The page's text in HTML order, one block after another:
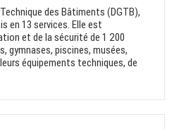
des Bâtiments (DGTB),
en 13 services. Elle est
et de la sécurité de 1 200
gymnases, piscines, musées,
équipements techniques, de